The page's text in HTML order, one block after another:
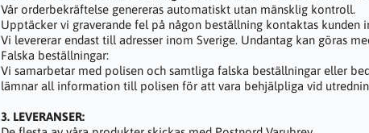
Vår orderbekräftelse genereras automatiskt utan mänsklig kontroll.
Upptäcker vi graverande fel på någon beställning kontaktas kunden
Vi levererar endast till adresser inom Sverige. Undantag kan göras
Falska beställningar:
Vi samarbetar med polisen och samtliga falska beställningar eller
lämnar all information till polisen för att vara behjälpliga vid
3. LEVERANSER: